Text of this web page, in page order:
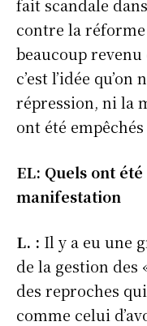
fait scandale
contre la
beaucoup
c’est l’idée
répression, ni la
ont été
EL: Quels ont
manifestation
L. : Il y a eu une
de la gestion des
des reproches
comme celui